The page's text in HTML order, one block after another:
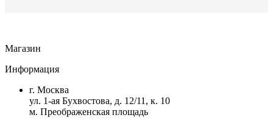
Магазин
Информация
г. Москва
ул. 1-ая Бухвостова, д. 12/11, к. 10
м. Преображенская площадь